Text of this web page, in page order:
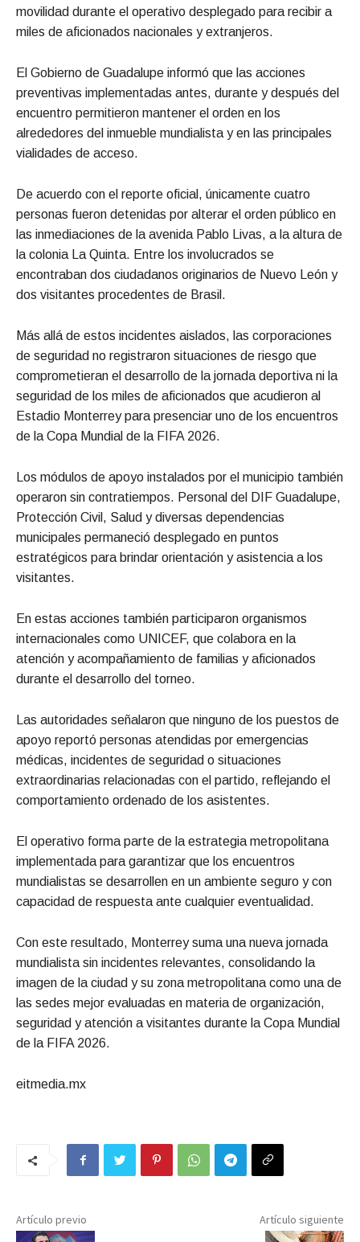
movilidad durante el operativo desplegado para recibir a
miles de aficionados nacionales y extranjeros.
El Gobierno de Guadalupe informó que las acciones
preventivas implementadas antes, durante y después del
encuentro permitieron mantener el orden en los
alrededores del inmueble mundialista y en las principales
vialidades de acceso.
De acuerdo con el reporte oficial, únicamente cuatro
personas fueron detenidas por alterar el orden público en
las inmediaciones de la avenida Pablo Livas, a la altura de
la colonia La Quinta. Entre los involucrados se
encontraban dos ciudadanos originarios de Nuevo León y
dos visitantes procedentes de Brasil.
Más allá de estos incidentes aislados, las corporaciones
de seguridad no registraron situaciones de riesgo que
comprometieran el desarrollo de la jornada deportiva ni la
seguridad de los miles de aficionados que acudieron al
Estadio Monterrey para presenciar uno de los encuentros
de la Copa Mundial de la FIFA 2026.
Los módulos de apoyo instalados por el municipio también
operaron sin contratiempos. Personal del DIF Guadalupe,
Protección Civil, Salud y diversas dependencias
municipales permaneció desplegado en puntos
estratégicos para brindar orientación y asistencia a los
visitantes.
En estas acciones también participaron organismos
internacionales como UNICEF, que colabora en la
atención y acompañamiento de familias y aficionados
durante el desarrollo del torneo.
Las autoridades señalaron que ninguno de los puestos de
apoyo reportó personas atendidas por emergencias
médicas, incidentes de seguridad o situaciones
extraordinarias relacionadas con el partido, reflejando el
comportamiento ordenado de los asistentes.
El operativo forma parte de la estrategia metropolitana
implementada para garantizar que los encuentros
mundialistas se desarrollen en un ambiente seguro y con
capacidad de respuesta ante cualquier eventualidad.
Con este resultado, Monterrey suma una nueva jornada
mundialista sin incidentes relevantes, consolidando la
imagen de la ciudad y su zona metropolitana como una de
las sedes mejor evaluadas en materia de organización,
seguridad y atención a visitantes durante la Copa Mundial
de la FIFA 2026.
eitmedia.mx
Artículo previo Artículo siguiente